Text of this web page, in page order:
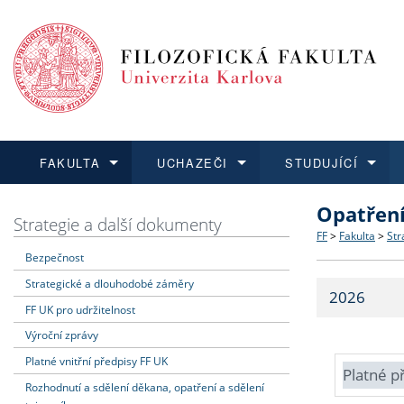
FAKULTA
Dozvědět se více
Struktura
Strategie
Fakultní
UCHAZEČI
Podat přihlášku
Co
Učitelské
STUDUJÍCÍ
Dozvědět se více
Dozvědět se více
O vědě a
Dozvědět se více
Aktuální
Strategie a další dokumenty
Bezpečnost
Strategické a dlouhodobé záměry
FF UK pro udržitelnost
Výroční zprávy
Platné vnitřní předpisy FF UK
Rozhodnutí a sdělení děkana, opatření a sdělení
FF > Fakulta >
2026
Platné